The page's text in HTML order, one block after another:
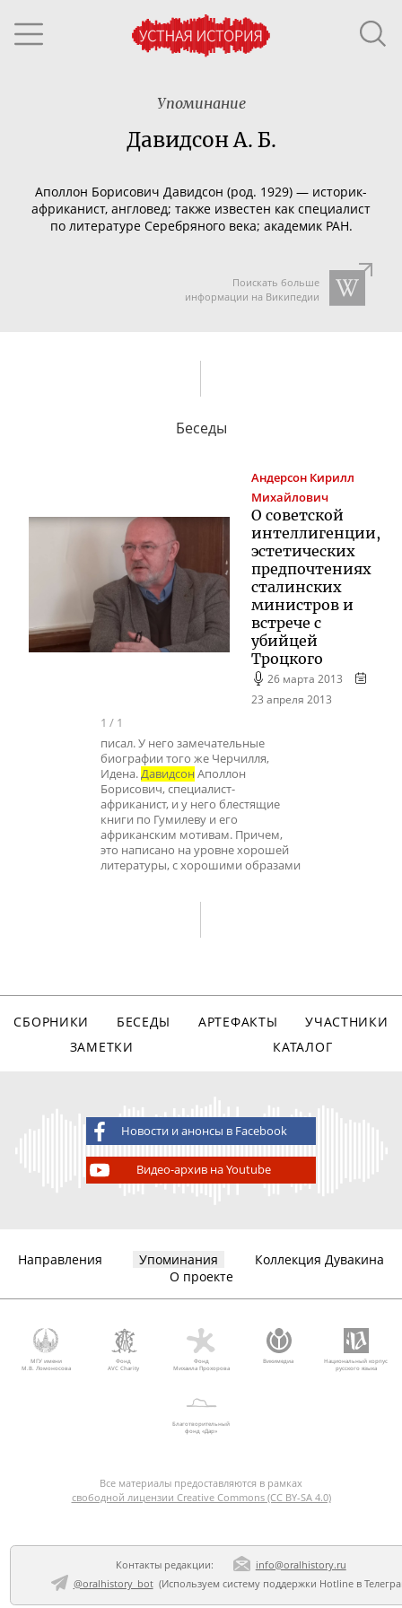
Упоминание
Давидсон А. Б.
Аполлон Борисович Давидсон (род. 1929) — историк-
африканист, англовед; также известен как специалист
по литературе Серебряного века; академик РАН.
Поискать больше
информации на Википедии
Беседы
Андерсон Кирилл
Михайлович
О советской
интеллигенции,
эстетических
предпочтениях
сталинских
министров и
встрече с
убийцей
Троцкого
26 марта 2013
23 апреля 2013
1 / 1
писал. У него замечательные
биографии того же Черчилля,
Идена.Давидсон Аполлон
Борисович, специалист-
африканист, и у него блестящие
книги по Гумилеву и его
африканским мотивам. Причем,
это написано на уровне хорошей
литературы, с хорошими образами
СБОРНИКИ БЕСЕДЫ АРТЕФАКТЫ
УЧАСТНИКИ
ЗАМЕТКИ
КАТАЛОГ
Новости и анонсы в Facebook
Видео-архив на Youtube
Направления Упоминания
Коллекция Дувакина
О проекте
МГУ имени
М.В. Ломоносова
Фонд
AVC Charity
Фонд
Михаила Прохорова
Викимедиа
Национальный корпус
русского языка
Благотворительный
фонд «Дар»
Все материалы предоставляются в рамках
свободной лицензии Creative Commons (CC BY-SA 4.0)
Контакты редакции:
info@oralhistory.ru
@oralhistory_bot(Используем систему поддержки Hotline в